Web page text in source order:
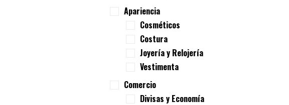
Apariencia
Cosméticos
Costura
Joyería y Relojería
Vestimenta
Comercio
Divisas y Economía